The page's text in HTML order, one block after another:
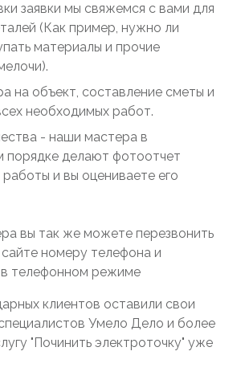
заявки мы свяжемся с вами для
(Как пример, нужно ли
материалы и прочие
на объект, составление сметы и
необходимых работ.
- наши мастера в
порядке делают фотоотчет
и вы оцениваете его
вы так же можете перезвонить
номеру телефона и
в телефонном режиме
клиентов оставили свои
Умело Дело и более
"Починить электроточку" уже